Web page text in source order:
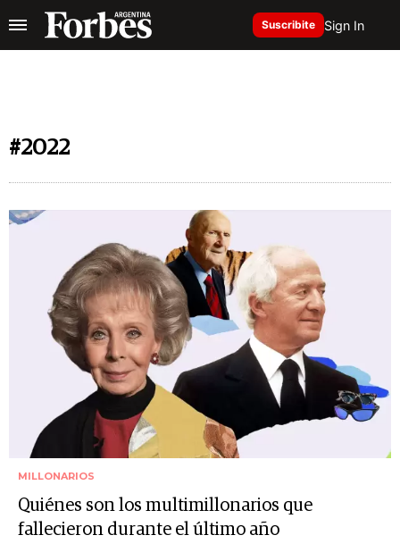
Suscribite Sign In
#2022
MILLONARIOS
Quiénes son los multimillonarios que
fallecieron durante el último año